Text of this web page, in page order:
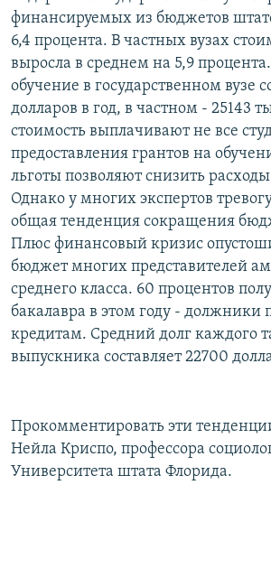
финансируемых из бюджетов
6,4 процента. В частных вузах
выросла в среднем на 5,9
обучение в государственном вузе
долларов в год, в частном - 25143
стоимость выплачивают не все
предоставления грантов на
льготы позволяют снизить
Однако у многих экспертов
общая тенденция сокращения
Плюс финансовый кризис
бюджет многих представителей
среднего класса. 60 процентов
бакалавра в этом году - должники
кредитам. Средний долг каждого
выпускника составляет 22700
Прокомментировать эти
Нейла Криспо, профессора
Университета штата Флорида.